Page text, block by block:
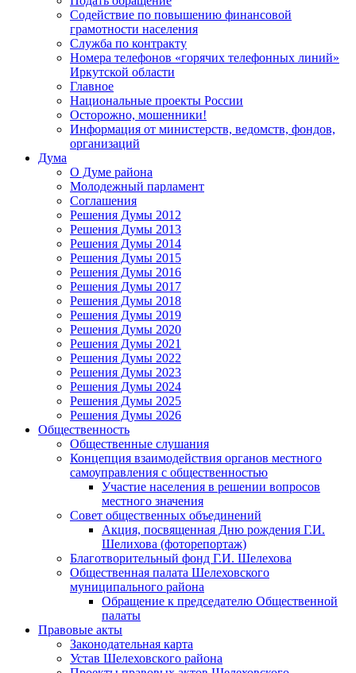
Содействие по повышению финансовой
грамотности населения
Служба по контракту
Номера телефонов «горячих телефонных линий»
Иркутской области
Главное
Национальные проекты России
Осторожно, мошенники!
Информация от министерств, ведомств, фондов,
организаций
Дума
О Думе района
Молодежный парламент
Соглашения
Решения Думы 2012
Решения Думы 2013
Решения Думы 2014
Решения Думы 2015
Решения Думы 2016
Решения Думы 2017
Решения Думы 2018
Решения Думы 2019
Решения Думы 2020
Решения Думы 2021
Решения Думы 2022
Решения Думы 2023
Решения Думы 2024
Решения Думы 2025
Решения Думы 2026
Общественность
Общественные слушания
Концепция взаимодействия органов местного
самоуправления с общественностью
Участие населения в решении вопросов
местного значения
Совет общественных объединений
Акция, посвященная Дню рождения Г.И.
Шелихова (фоторепортаж)
Благотворительный фонд Г.И. Шелехова
Общественная палата Шелеховского
муниципального района
Обращение к председателю Общественной
палаты
Правовые акты
Законодательная карта
Устав Шелеховского района